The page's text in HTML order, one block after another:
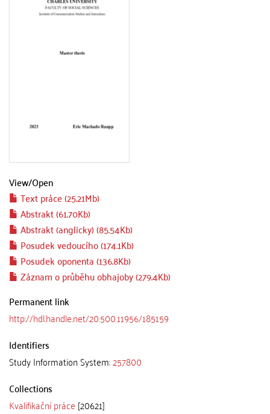
View/Open
Text práce (25.21Mb)
Abstrakt (61.70Kb)
Abstrakt (anglicky) (85.54Kb)
Posudek vedoucího (174.1Kb)
Posudek oponenta (136.8Kb)
Záznam o průběhu obhajoby (279.4Kb)
Permanent link
http://hdl.handle.net/20.500.11956/185159
Identifiers
Study Information System:257800
Collections
Kvalifikační práce [20621]